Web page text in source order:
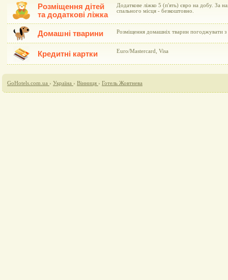
Розміщення дітей
та додаткові ліжка
Додаткове ліжко 5 (п'ять) євро на добу. За
спального місця - безкоштовно.
Домашні тварини Розміщення домашніх тварин погоджувати з
Кредитні картки Euro/Mastercard, Visa
GoHotels.com.ua › Україна › Вінниця › Готель Жовтнева